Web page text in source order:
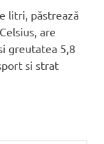
litri, păstrează
are
greutatea 5,8
si strat